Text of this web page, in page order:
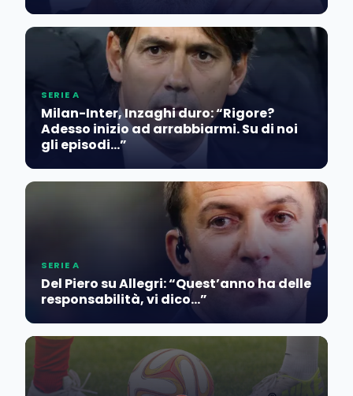
SERIE A
Milan-Inter, Inzaghi duro: “Rigore?
Adesso inizio ad arrabbiarmi. Su di noi
gli episodi…”
SERIE A
Del Piero su Allegri: “Quest’anno ha delle
responsabilità, vi dico…”